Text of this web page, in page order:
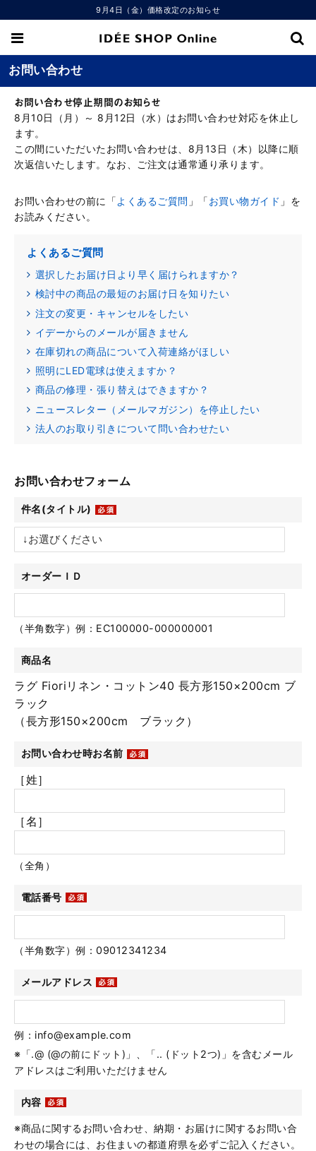
9月4日（金）価格改定のお知らせ
お問い合わせ
お問い合わせ停止期間のお知らせ
8月10日（月）～ 8月12日（水）はお問い合わせ対応を休止し
ます。
この間にいただいたお問い合わせは、8月13日（木）以降に順
次返信いたします。なお、ご注文は通常通り承ります。
お問い合わせの前に「よくあるご質問 」「お買い物ガイド 」を
お読みください。
よくあるご質問
選択したお届け日より早く届けられますか？
検討中の商品の最短のお届け日を知りたい
注文の変更・キャンセルをしたい
イデーからのメールが届きません
在庫切れの商品について入荷連絡がほしい
照明にLED電球は使えますか？
商品の修理・張り替えはできますか？
ニュースレター（メールマガジン）を停止したい
法人のお取り引きについて問い合わせたい
お問い合わせフォーム
件名(タイトル)
オーダーＩＤ
（半角数字）例：EC100000-000000001
商品名
ラグ Fioriリネン・コットン40 長方形150×200cm ブ
ラック
（長方形150×200cm ブラック）
お問い合わせ時お名前
［姓］
［名］
（全角）
電話番号
（半角数字）例：09012341234
メールアドレス
例：info@example.com
※「.@ (@の前にドット)」、「.. (ドット2つ)」を含むメール
アドレスはご利用いただけません
内容
※商品に関するお問い合わせ、納期・お届けに関するお問い合
わせの場合には、お住まいの都道府県を必ずご記入ください。